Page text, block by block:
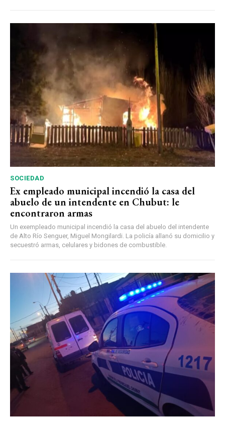
SOCIEDAD
Ex empleado municipal incendió la casa del
abuelo de un intendente en Chubut: le
encontraron armas
Un exempleado municipal incendió la casa del abuelo del intendente
de Alto Río Senguer, Miguel Mongilardi. La policía allanó su domicilio y
secuestró armas, celulares y bidones de combustible.